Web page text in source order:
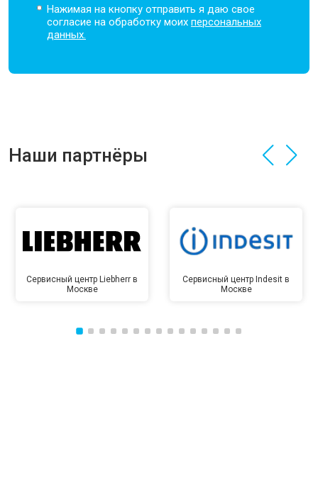
Нажимая на кнопку отправить я даю свое
согласие на обработку моихперсональных
данных.
Наши партнёры
Сервисный центр Liebherr в
Москве
Сервисный центр Indesit в
Москве